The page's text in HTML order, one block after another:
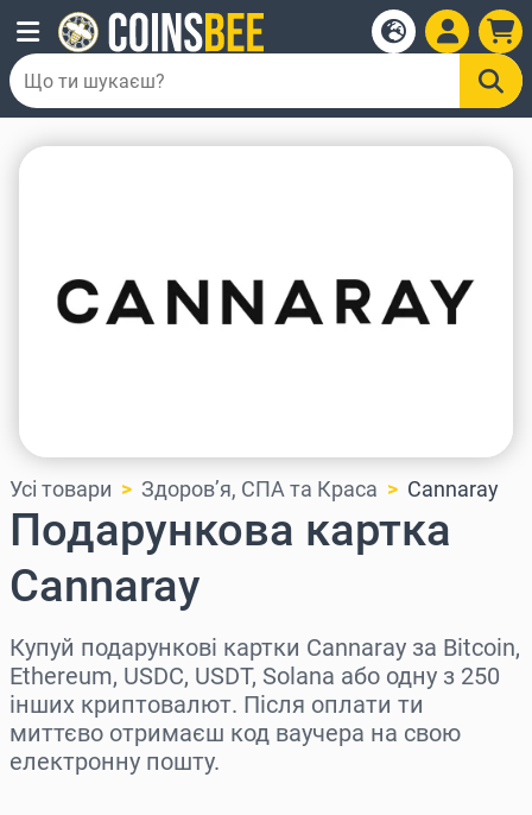
Усі товари Здоров’я, СПА та Краса Cannaray
Подарункова картка
Cannaray
Купуй подарункові картки Cannaray за Bitcoin,
Ethereum, USDC, USDT, Solana або одну з 250
інших криптовалют. Після оплати ти
миттєво отримаєш код ваучера на свою
електронну пошту.